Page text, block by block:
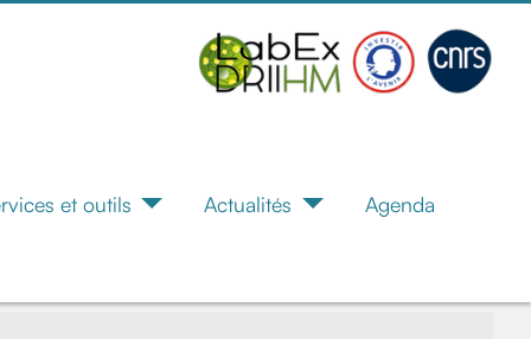
et outils Actualités Agenda